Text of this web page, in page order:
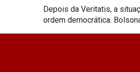
Depois da Veritatis, a
ordem democrática.